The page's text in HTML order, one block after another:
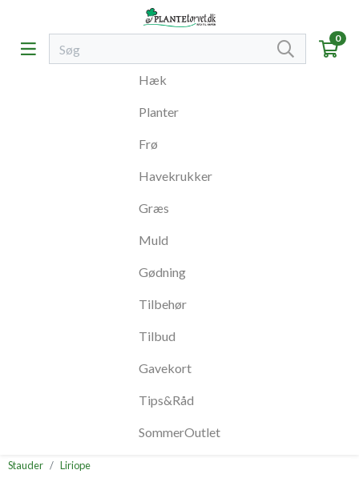
0
Hæk
Planter
Frø
Havekrukker
Græs
Muld
Gødning
Tilbehør
Tilbud
Gavekort
Tips&Råd
SommerOutlet
Stauder Liriope